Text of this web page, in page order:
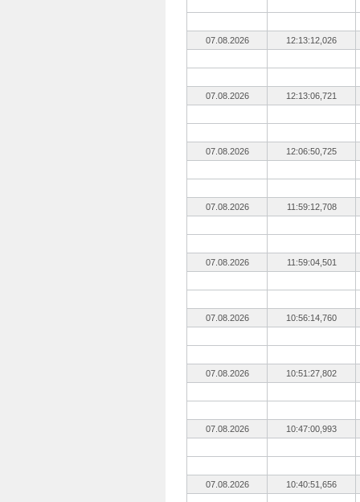
07.08.2026 12:13:12,026
07.08.2026 12:13:06,721
07.08.2026 12:06:50,725
07.08.2026 11:59:12,708
07.08.2026 11:59:04,501
07.08.2026 10:56:14,760
07.08.2026 10:51:27,802
07.08.2026 10:47:00,993
07.08.2026 10:40:51,656